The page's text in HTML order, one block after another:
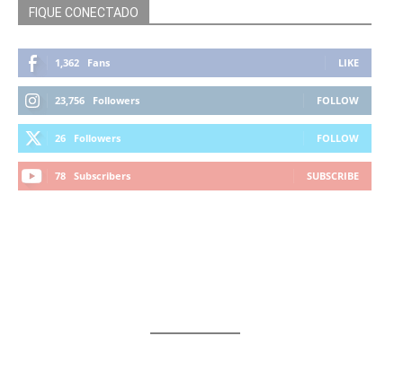
FIQUE CONECTADO
1,362 Fans LIKE
23,756 Followers FOLLOW
26 Followers FOLLOW
78 Subscribers SUBSCRIBE